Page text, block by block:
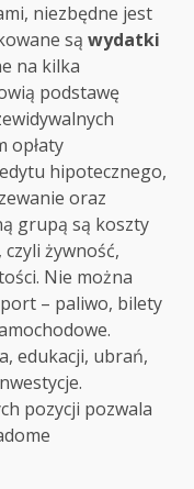
niezbędne jest
są wydatki
na kilka
podstawę
opłaty
hipotecznego,
oraz
grupą są koszty
żywność,
Nie można
– paliwo, bilety
edukacji, ubrań,
pozycji pozwala